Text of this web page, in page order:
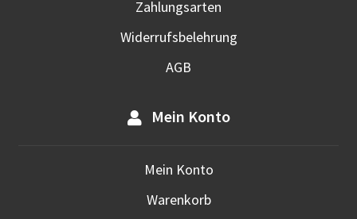
Zahlungsarten
Widerrufsbelehrung
AGB
Mein Konto
Mein Konto
Warenkorb